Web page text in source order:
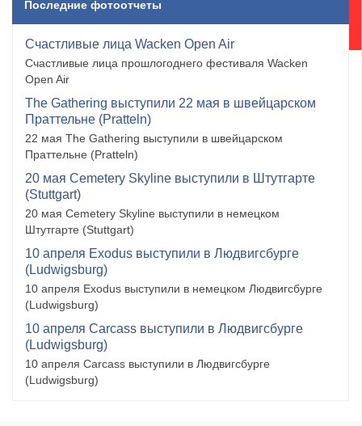
Последние фотоотчеты
Счастливые лица Wacken Open Air
Счастливые лица прошлогоднего фестиваля Wacken
Open Air
The Gathering выступили 22 мая в швейцарском
Праттельне (Pratteln)
22 мая The Gathering выступили в швейцарском
Праттельне (Pratteln)
20 мая Cemetery Skyline выступили в Штутгарте
(Stuttgart)
20 мая Cemetery Skyline выступили в немецком
Штутгарте (Stuttgart)
10 апреля Exodus выступили в Людвигсбурге
(Ludwigsburg)
10 апреля Exodus выступили в немецком Людвигсбурге
(Ludwigsburg)
10 апреля Carcass выступили в Людвигсбурге
(Ludwigsburg)
10 апреля Carcass выступили в Людвигсбурге
(Ludwigsburg)